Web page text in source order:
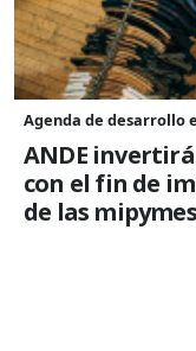
Agenda de desarrollo
ANDE invertirá
con el fin de
de las mipymes